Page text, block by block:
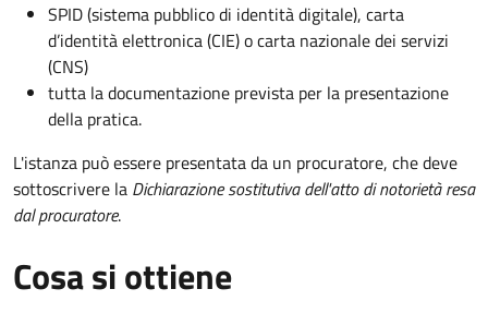
SPID (sistema pubblico di identità digitale), carta
d’identità elettronica (CIE) o carta nazionale dei servizi
(CNS)
tutta la documentazione prevista per la presentazione
della pratica.
L'istanza può essere presentata da un procuratore, che deve
sottoscrivere la Dichiarazione sostitutiva dell'atto di notorietà resa
dal procuratore.
Cosa si ottiene